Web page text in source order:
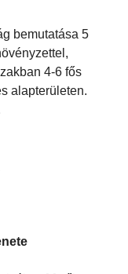
bemutatása 5
4-6 fős
alapterületen.